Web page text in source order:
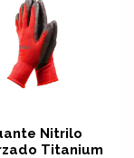
Nitrilo
Titanium